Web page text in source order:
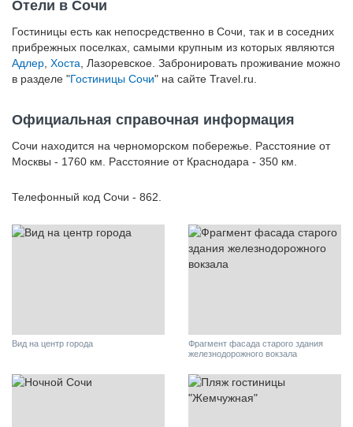
Отели в Сочи
Гостиницы есть как непосредственно в Сочи, так и в соседних
прибрежных поселках, самыми крупным из которых являются
Адлер Хоста , Лазоревское. Забронировать проживание можно
в разделе "Гостиницы Сочи" на сайте Travel.ru.
Официальная справочная информация
Сочи находится на черноморском побережье. Расстояние от
Москвы - 1760 км. Расстояние от Краснодара - 350 км.
Телефонный код Сочи - 862.
Вид на центр города
Фрагмент фасада старого здания
железнодорожного вокзала